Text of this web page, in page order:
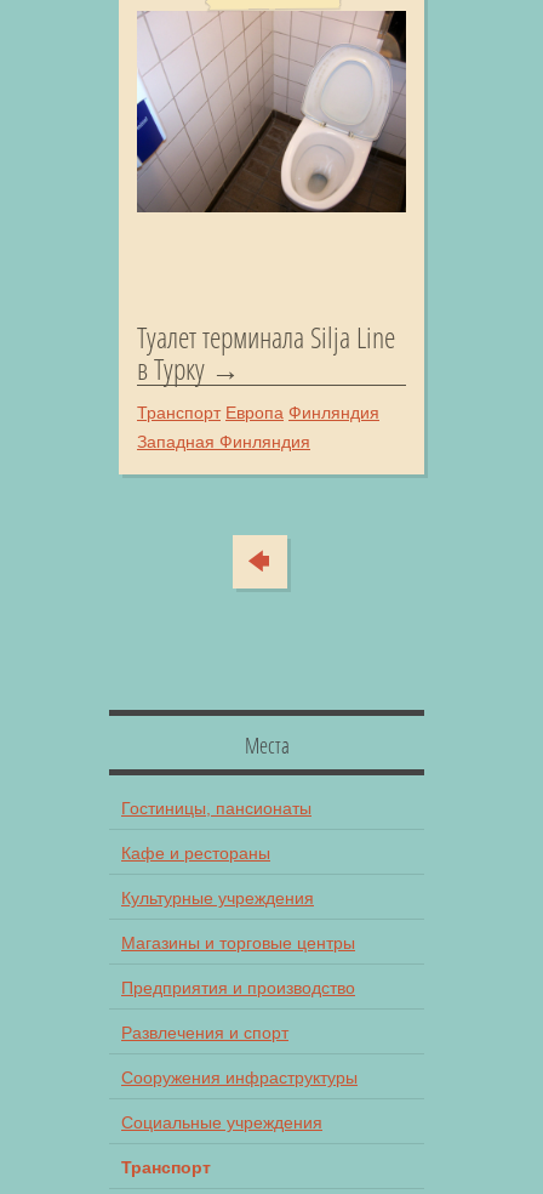
Туалет терминала Silja Line
в Турку
Транспорт Европа Финляндия
Западная Финляндия
Места
Гостиницы, пансионаты
Кафе и рестораны
Культурные учреждения
Магазины и торговые центры
Предприятия и производство
Развлечения и спорт
Сооружения инфраструктуры
Социальные учреждения
Транспорт